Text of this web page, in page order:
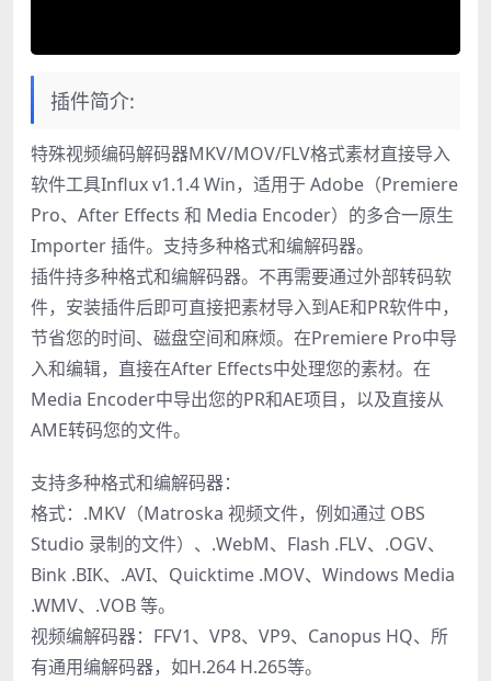
插件简介:
特殊视频编码解码器MKV/MOV/FLV格式素材直接导入
软件工具Influx v1.1.4 Win，适用于 Adob​​e（Premiere
Pro、After Effects 和 Media Encoder）的多合一原生
Importer 插件。支持多种格式和编解码器。
插件持多种格式和编解码器。不再需要通过外部转码软
件，安装插件后即可直接把素材导入到AE和PR软件中，
节省您的时间、磁盘空间和麻烦。在Premiere Pro中导
入和编辑，直接在After Effects中处理您的素材。在
Media Encoder中导出您的PR和AE项目，以及直接从
AME转码您的文件。
支持多种格式和编解码器：
格式：.MKV（Matroska 视频文件，例如通过 OBS
Studio 录制的文件）、.WebM、Flash .FLV、.OGV、
Bink .BIK、.AVI、Quicktime .MOV、Windows Media
.WMV、.VOB 等。
视频编解码器：FFV1、VP8、VP9、Canopus HQ、所
有通用编解码器，如H.264 H.265等。